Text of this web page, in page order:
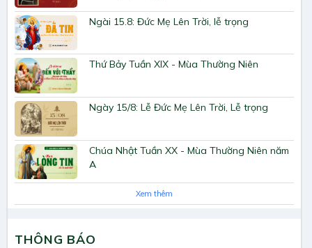
Ngài 15.8: Đức Mẹ Lên Trời, lễ trọng
Thứ Bảy Tuần XIX - Mùa Thường Niên
Ngày 15/8: Lễ Đức Mẹ Lên Trời, Lễ trọng
Chúa Nhật Tuần XX - Mùa Thường Niên năm
A
Xem thêm
THÔNG BÁO